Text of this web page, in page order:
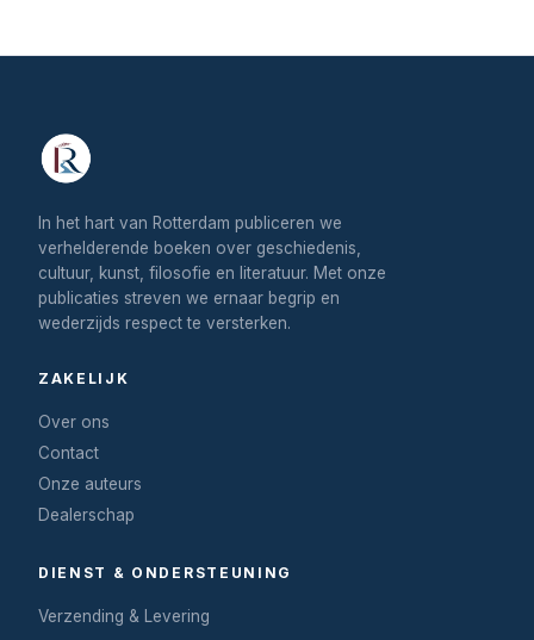
In het hart van Rotterdam publiceren we
verhelderende boeken over geschiedenis,
cultuur, kunst, filosofie en literatuur. Met onze
publicaties streven we ernaar begrip en
wederzijds respect te versterken.
ZAKELIJK
Over ons
Contact
Onze auteurs
Dealerschap
DIENST & ONDERSTEUNING
Verzending & Levering